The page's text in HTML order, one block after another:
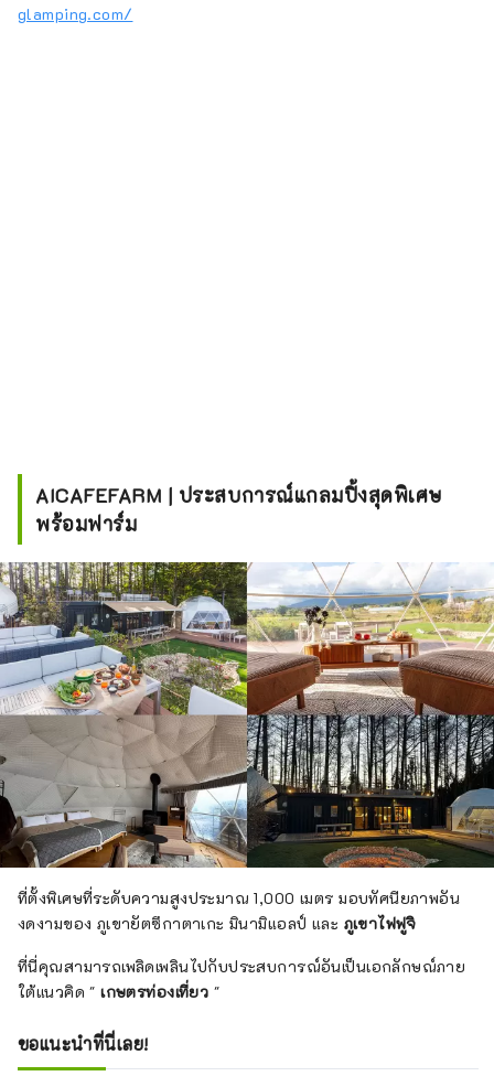
glamping.com/
AICAFEFARM | ประสบการณ์แกลมปิ้งสุดพิเศษ
พร้อมฟาร์ม
ที่ตั้งพิเศษที่ระดับความสูงประมาณ 1,000 เมตร มอบทัศนียภาพอัน
งดงามของ ภูเขายัตซึกาตาเกะ มินามิแอลป์ และ ภูเขาไฟฟูจิ
ที่นี่คุณสามารถเพลิดเพลินไปกับประสบการณ์อันเป็นเอกลักษณ์ภาย
ใต้แนวคิด "เกษตรท่องเที่ยว "
ขอแนะนำที่นี่เลย!